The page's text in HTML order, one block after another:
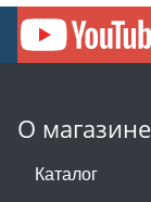
О магазине
Каталог